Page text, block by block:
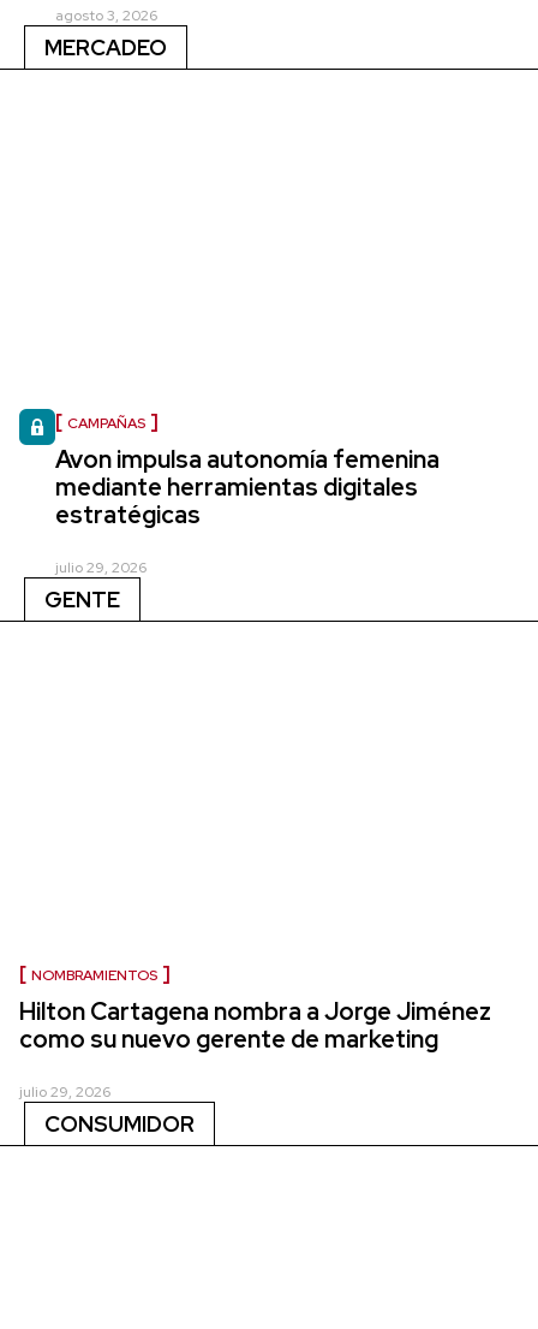
agosto 3, 2026
MERCADEO
CAMPAÑAS
Avon impulsa autonomía femenina
mediante herramientas digitales
estratégicas
julio 29, 2026
GENTE
NOMBRAMIENTOS
Hilton Cartagena nombra a Jorge Jiménez
como su nuevo gerente de marketing
julio 29, 2026
CONSUMIDOR